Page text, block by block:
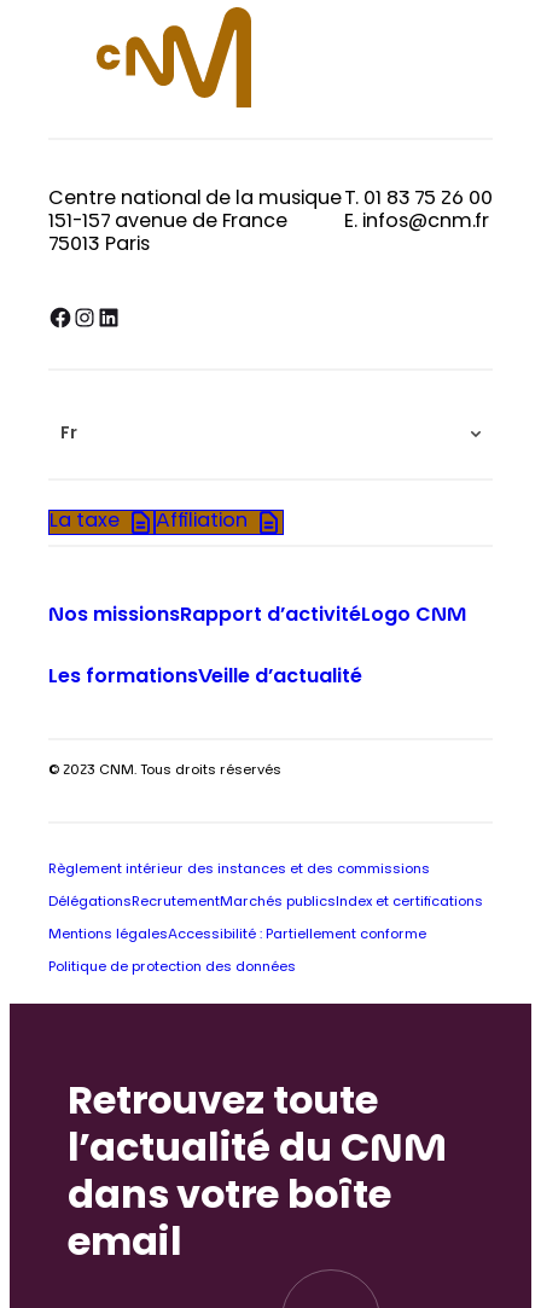
Centre national de la musique
151-157 avenue de France
75013 Paris
T. 01 83 75 26 00
E. infos@cnm.fr
Facebook InstagramLinkedIn
Fr
La taxe Affiliation
Nos missionsRapport d’activitéLogo CNM
Les formationsVeille d’actualité
© 2023 CNM. Tous droits réservés
Règlement intérieur des instances et des commissions
Délégations RecrutementMarchés publics Index et certifications
Mentions légalesAccessibilité : Partiellement conforme
Politique de protection des données
Retrouvez toute
l’actualité du CNM
dans votre boîte
email